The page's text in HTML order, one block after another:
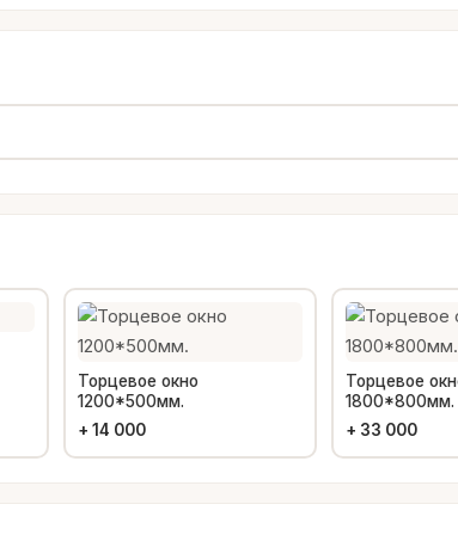
Торцевое окно
1200*500мм.
+ 14 000
Торцевое
1800*800мм.
+ 33 000